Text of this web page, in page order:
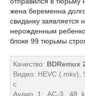
жена беременна
свиданку заявляется
нерожденным
блоке 99 тюрьмы
Качество: BDRemux
Видео: HEVC (.mkv),
с
Аудио 1: AC-3, 48